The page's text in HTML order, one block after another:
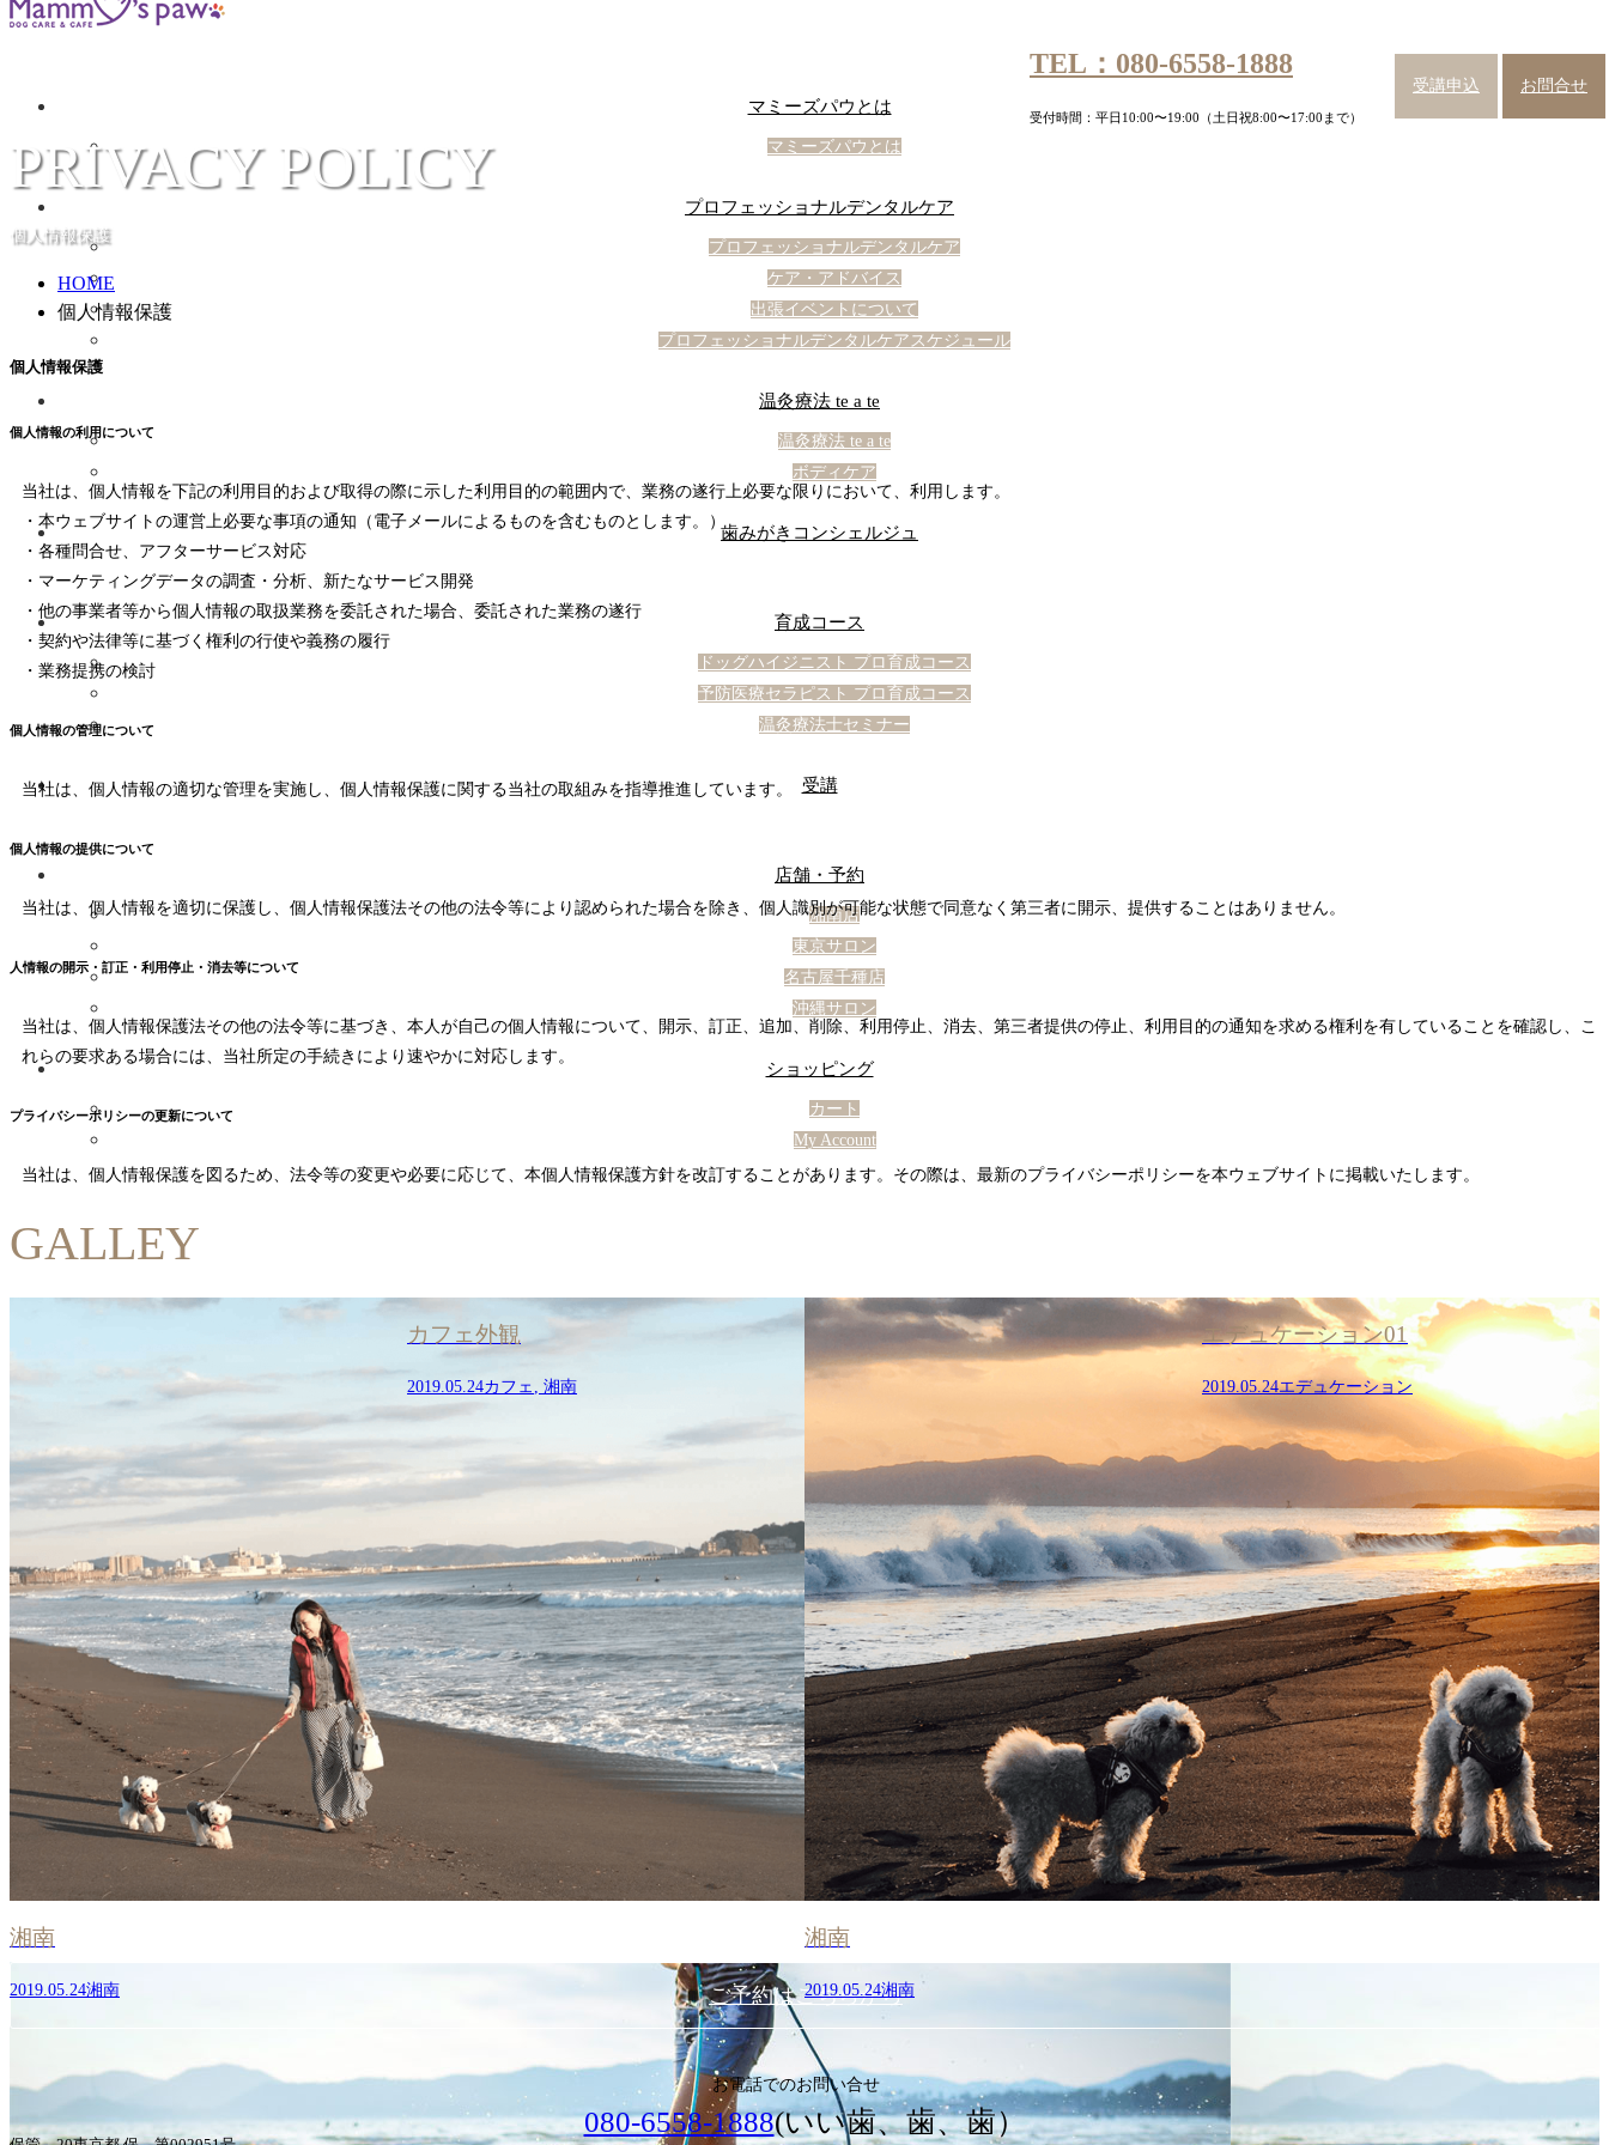
TEL：080-6558-1888
受付時間：平日10:00〜19:00（土日祝8:00〜17:00まで）
受講申込 お問合せ
マミーズパウとは
マミーズパウとは
プロフェッショナルデンタルケア
プロフェッショナルデンタルケア
ケア・アドバイス
出張イベントについて
プロフェッショナルデンタルケアスケジュール
温灸療法 te a te
温灸療法 te a te
ボディケア
歯みがきコンシェルジュ
育成コース
ドッグハイジニスト プロ育成コース
予防医療セラピスト プロ育成コース
温灸療法士セミナー
受講
店舗・予約
湘南店
東京サロン
名古屋千種店
沖縄サロン
ショッピング
カート
My Account
PRIVACY POLICY
個人情報保護
HOME
個人情報保護
個人情報保護
個人情報の利用について
当社は、個人情報を下記の利用目的および取得の際に示した利用目的の範囲内で、業務の遂行上必要な限りにおいて、利用します。
・本ウェブサイトの運営上必要な事項の通知（電子メールによるものを含むものとします。）
・各種問合せ、アフターサービス対応
・マーケティングデータの調査・分析、新たなサービス開発
・他の事業者等から個人情報の取扱業務を委託された場合、委託された業務の遂行
・契約や法律等に基づく権利の行使や義務の履行
・業務提携の検討
個人情報の管理について
当社は、個人情報の適切な管理を実施し、個人情報保護に関する当社の取組みを指導推進しています。
個人情報の提供について
当社は、個人情報を適切に保護し、個人情報保護法その他の法令等により認められた場合を除き、個人識別が可能な状態で同意なく第三者に開示、提供することはありません。
人情報の開示・訂正・利用停止・消去等について
当社は、個人情報保護法その他の法令等に基づき、本人が自己の個人情報について、開示、訂正、追加、削除、利用停止、消去、第三者提供の停止、利用目的の通知を求める権利を有していることを確認し、こ
れらの要求ある場合には、当社所定の手続きにより速やかに対応します。
プライバシーポリシーの更新について
当社は、個人情報保護を図るため、法令等の変更や必要に応じて、本個人情報保護方針を改訂することがあります。その際は、最新のプライバシーポリシーを本ウェブサイトに掲載いたします。
GALLEY
湘南
2019.05.24湘南
カフェ外観
2019.05.24カフェ 湘南
湘南
2019.05.24湘南
エデュケーション01
2019.05.24エデュケーション
ご予約はこちらから
お電話でのお問い合せ
080-6558-1888(いい歯、歯、歯）